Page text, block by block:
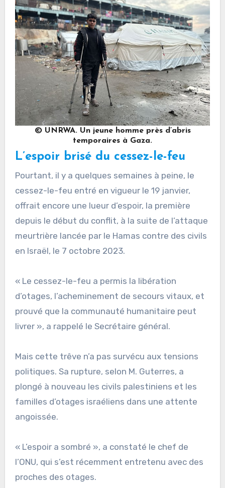
© UNRWA. Un jeune homme près d’abris
temporaires à Gaza.
L’espoir brisé du cessez-le-feu
Pourtant, il y a quelques semaines à peine, le
cessez-le-feu entré en vigueur le 19 janvier,
offrait encore une lueur d’espoir, la première
depuis le début du conflit, à la suite de l’attaque
meurtrière lancée par le Hamas contre des civils
en Israël, le 7 octobre 2023.
« Le cessez-le-feu a permis la libération
d’otages, l’acheminement de secours vitaux, et
prouvé que la communauté humanitaire peut
livrer », a rappelé le Secrétaire général.
Mais cette trêve n’a pas survécu aux tensions
politiques. Sa rupture, selon M. Guterres, a
plongé à nouveau les civils palestiniens et les
familles d’otages israéliens dans une attente
angoissée.
« L’espoir a sombré », a constaté le chef de
l’ONU, qui s’est récemment entretenu avec des
proches des otages.